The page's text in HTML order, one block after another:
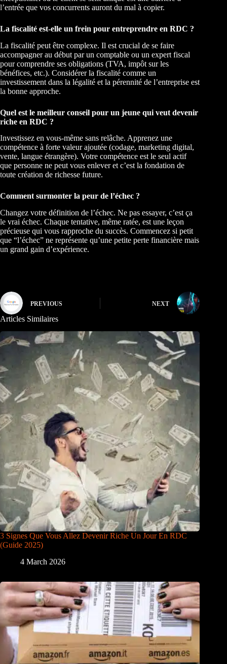
l’entrée que vos concurrents auront du mal à copier.
La fiscalité est-elle un frein pour entreprendre en RDC ?
La fiscalité peut être complexe. Il est crucial de se faire
accompagner au début par un comptable ou un expert fiscal
pour comprendre ses obligations (TVA, impôt sur les
bénéfices, etc.). Considérer la fiscalité comme un
investissement dans la légalité et la pérennité de l’entreprise est
la bonne approche.
Quel est le meilleur conseil pour un jeune qui veut devenir
riche en RDC ?
Investissez en vous-même sans relâche. Apprenez une
compétence à forte valeur ajoutée (codage, marketing digital,
vente, langue étrangère). Votre compétence est le seul actif
que personne ne peut vous enlever et c’est la fondation de
toute création de richesse future.
Comment surmonter la peur de l’échec ?
Changez votre définition de l’échec. Ne pas essayer, c’est ça
le vrai échec. Chaque tentative, même ratée, est une leçon
précieuse qui vous rapproche du succès. Commencez si petit
que “l’échec” ne représente qu’une petite perte financière mais
un grand gain d’expérience.
PREVIOUS NEXT
Articles Similaires
3 Signes Que Vous Allez Devenir Riche Un Jour En RDC
(Guide 2025)
4 March 2026